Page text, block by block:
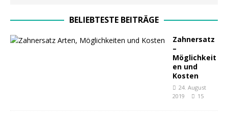
BELIEBTESTE BEITRÄGE
Zahnersatz
–
Möglichkeit
en und
Kosten
24. August
2019
15